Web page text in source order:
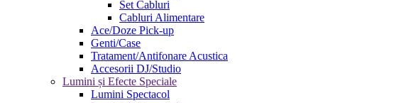
Set Cabluri
Cabluri Alimentare
Ace/Doze Pick-up
Genti/Case
Tratament/Antifonare Acustica
Accesorii DJ/Studio
Lumini și Efecte Speciale
Lumini Spectacol